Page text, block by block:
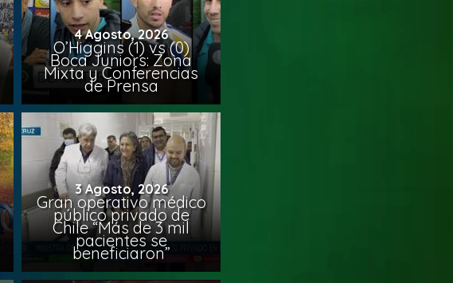
4 Agosto, 2026
O’Higgins (1) vs (0)
Boca Juniors: Zona
Mixta y Conferencias
de Prensa
3 Agosto, 2026
Gran operativo médico
público privado de
Chile “Más de 3 mil
pacientes se
beneficiaron”